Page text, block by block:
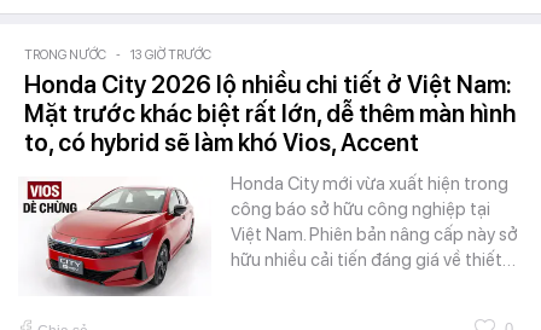
TRONG NƯỚC - 13 GIỜ TRƯỚC
Honda City 2026 lộ nhiều chi tiết ở Việt Nam:
Mặt trước khác biệt rất lớn, dễ thêm màn hình
to, có hybrid sẽ làm khó Vios, Accent
Honda City mới vừa xuất hiện trong
công báo sở hữu công nghiệp tại
Việt Nam. Phiên bản nâng cấp này sở
hữu nhiều cải tiến đáng giá về thiết…